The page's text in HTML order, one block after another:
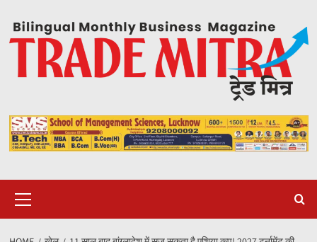
content
Menu